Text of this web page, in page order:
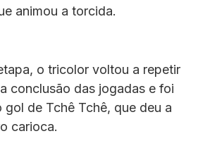
animou a torcida.
o tricolor voltou a repetir
conclusão das jogadas e foi
de Tchê Tchê, que deu a
carioca.